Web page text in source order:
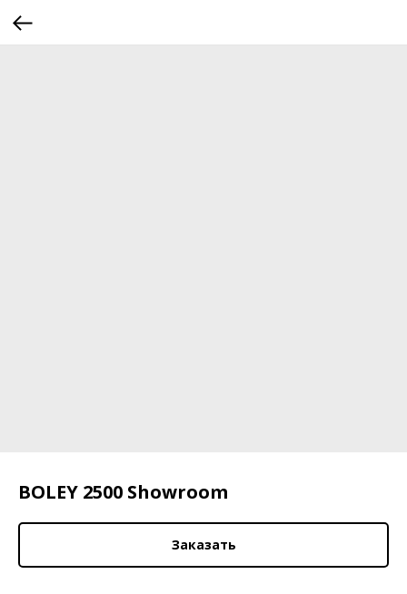
BOLEY 2500 Showroom
Заказать